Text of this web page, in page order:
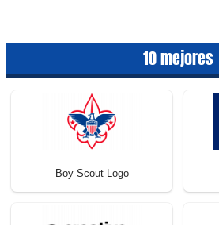
10 mejores
Boy Scout Logo